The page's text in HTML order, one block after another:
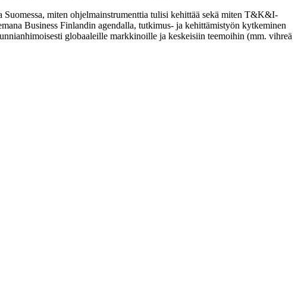
miten ohjelmainstrumenttia tulisi kehittää sekä miten T&K&I-
Business Finlandin agendalla, tutkimus- ja kehittämistyön kytkeminen
globaaleille markkinoille ja keskeisiin teemoihin (mm. vihreä